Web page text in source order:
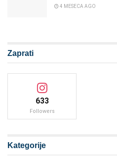
4 MESECA AGO
Zaprati
633
Followers
Kategorije